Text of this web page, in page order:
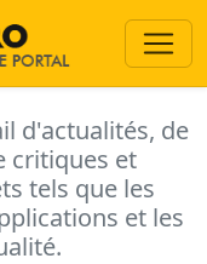
d'actualités, de
critiques et
tels que les
et les